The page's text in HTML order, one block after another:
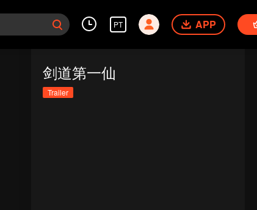
PT APP
剑道第一仙
Trailer